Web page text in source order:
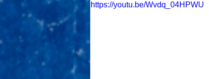
https://youtu.be/Wvdq_04HPWU